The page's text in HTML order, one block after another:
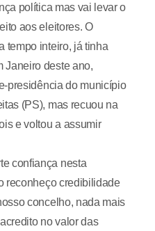
política mas vai levar o
aos eleitores. O
tempo inteiro, já tinha
Janeiro deste ano,
presidência do município
(PS), mas recuou na
e voltou a assumir
confiança nesta
reconheço credibilidade
concelho, nada mais
no valor das